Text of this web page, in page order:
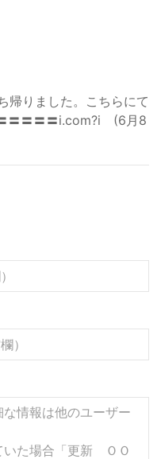
帰りました。こちらにて
〓〓〓〓i.com?i (6月8